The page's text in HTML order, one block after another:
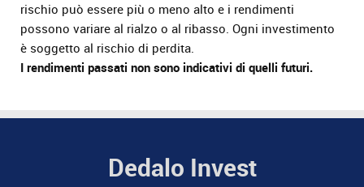
rischio può essere più o meno alto e i rendimenti
possono variare al rialzo o al ribasso. Ogni investimento
è soggetto al rischio di perdita.
I rendimenti passati non sono indicativi di quelli futuri.
Dedalo Invest